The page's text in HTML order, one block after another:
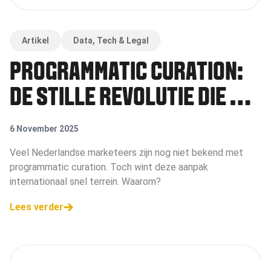
Artikel Data, Tech & Legal
PROGRAMMATIC CURATION:
DE STILLE REVOLUTIE DIE DE
MARKT VEROVERT
6 November 2025
Veel Nederlandse marketeers zijn nog niet bekend met
programmatic curation. Toch wint deze aanpak
internationaal snel terrein. Waarom?
Lees verder